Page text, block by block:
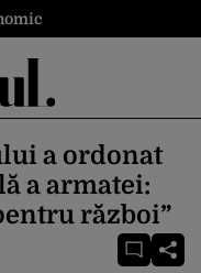
a ordonat
a armatei:
război”